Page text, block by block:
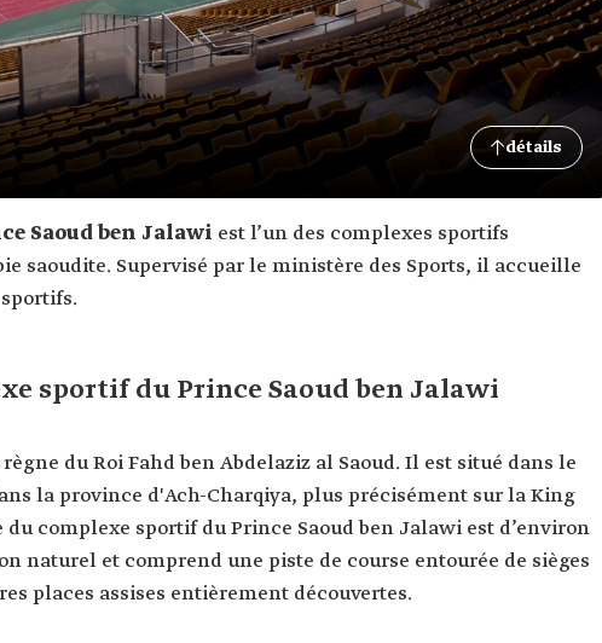
détails
Saoud ben Jalawi est l’un des complexes sportifs
saoudite. Supervisé par le ministère des Sports, il accueille
sportif du Prince Saoud ben Jalawi
du Roi Fahd ben Abdelaziz al Saoud. Il est situé dans le
la province d'Ach-Charqiya, plus précisément sur la King
complexe sportif du Prince Saoud ben Jalawi est d’environ
naturel et comprend une piste de course entourée de sièges
places assises entièrement découvertes.